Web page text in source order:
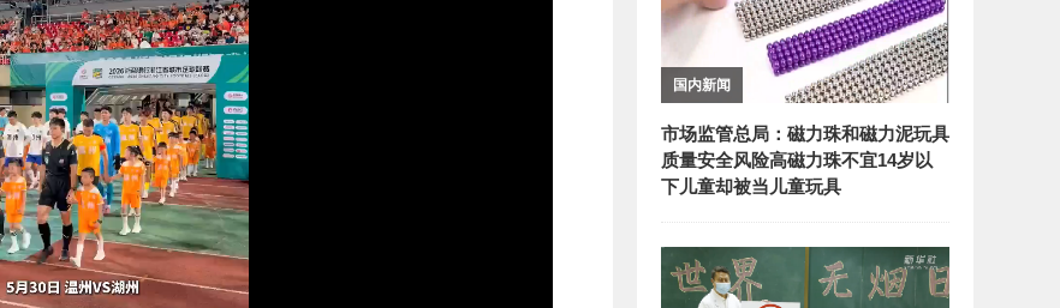
国内新闻
市场监管总局：磁力珠和磁力泥玩具
质量安全风险高磁力珠不宜14岁以
下儿童却被当儿童玩具